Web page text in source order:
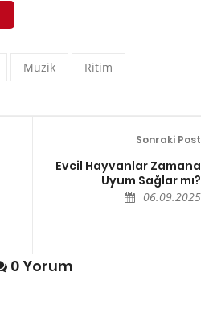
Müzik Ritim
Sonraki Post
Evcil Hayvanlar Zamana
Uyum Sağlar mı?
06.09.2025
0 Yorum